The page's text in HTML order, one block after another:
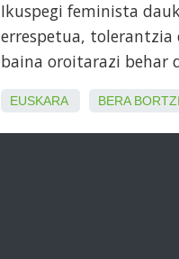
Ikuspegi feminista
errespetua,
baina oroitarazi behar
EUSKARA BERA